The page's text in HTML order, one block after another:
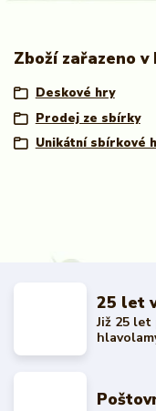
Zboží zařazeno
Deskové hry
Prodej ze sbírky
Unikátní sbírkové
25 let
Již 25 let